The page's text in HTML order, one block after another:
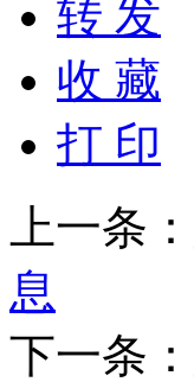
转 发
收 藏
打 印
上一条：
息
下一条：